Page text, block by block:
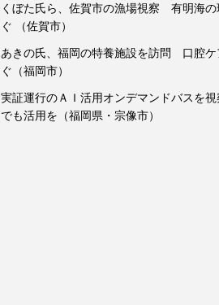
くぼた氏ら、佐賀市の漁場視察 有明海の
ぐ （佐賀市）
あきの氏、福岡の特養施設を訪問 口腔ケ
ぐ（福岡市）
実証運行のＡＩ活用オンデマンドバスを
でも活用を（福岡県・宗像市）